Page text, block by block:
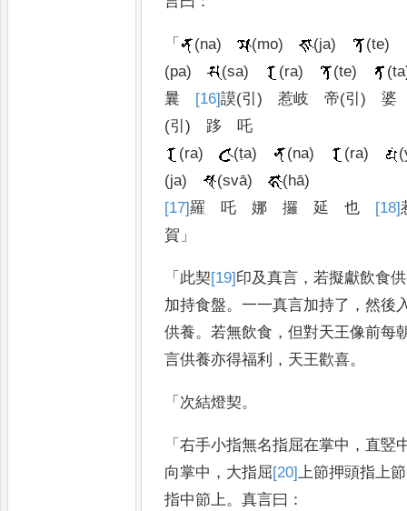
「 (na) (mo) (ja)
(te)
(pa)
(sa) (ra) (te)
曩
[16]謨(引)惹岐 帝(引)婆
(引) 跢
吒
(ra)
(ṭa) (na) (ra)
(ja)
(svā)
(hā)
[17]羅 吒 娜 攞 延 也 [18]
賀 」
「 此契[19] 印及真言 ，若擬獻飲食
加持食盤。一一真言加持了 ，然後
供養。若無飲食 ，但對天王像前每
言供養亦得福利 ， 天王歡喜。
「 次結燈契。
「右手小指無名指屈在掌中 ， 直竪
向掌中 ， 大指屈[20]上節押頭指上節
指中節上。真言曰 ：